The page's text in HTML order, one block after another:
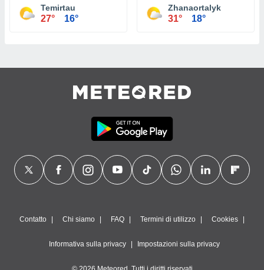
Temirtau
27° 16°
Zhanaortalyk
31° 18°
Contatto Chi siamo FAQ Termini di utilizzo Cookies
Informativa sulla privacy Impostazioni sulla privacy